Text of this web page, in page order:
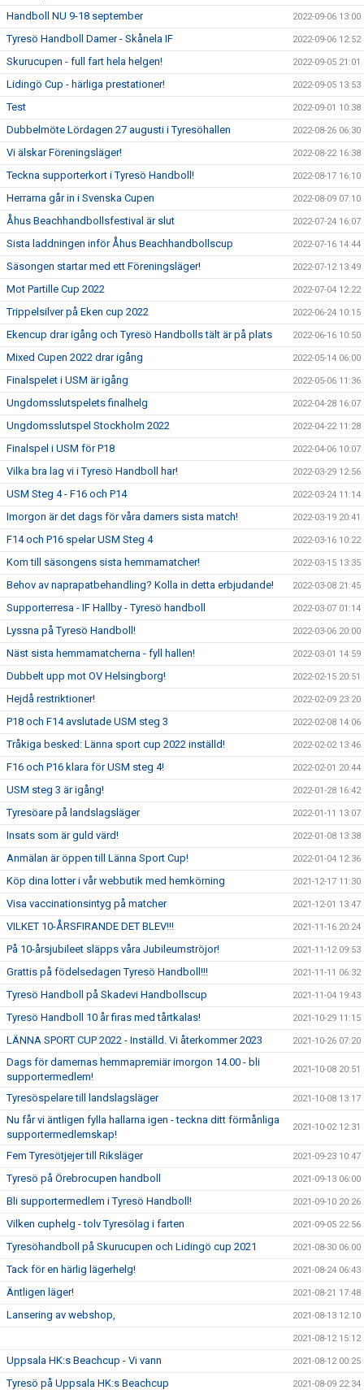
Handboll NU 9-18 september 2022-09-06 13:00
Tyresö Handboll Damer - Skånela IF 2022-09-06 12:52
Skurucupen - full fart hela helgen! 2022-09-05 21:01
Lidingö Cup - härliga prestationer! 2022-09-05 13:53
Test 2022-09-01 10:38
Dubbelmöte Lördagen 27 augusti i Tyresöhallen 2022-08-26 06:30
Vi älskar Föreningsläger! 2022-08-22 16:38
Teckna supporterkort i Tyresö Handboll! 2022-08-17 16:10
Herrarna går in i Svenska Cupen 2022-08-09 07:10
Åhus Beachhandbollsfestival är slut 2022-07-24 16:07
Sista laddningen inför Åhus Beachhandbollscup 2022-07-16 14:44
Säsongen startar med ett Föreningsläger! 2022-07-12 13:49
Mot Partille Cup 2022 2022-07-04 12:22
Trippelsilver på Eken cup 2022 2022-06-24 10:15
Ekencup drar igång och Tyresö Handbolls tält är på plats 2022-06-16 10:50
Mixed Cupen 2022 drar igång 2022-05-14 06:00
Finalspelet i USM är igång 2022-05-06 11:36
Ungdomsslutspelets finalhelg 2022-04-28 16:07
Ungdomsslutspel Stockholm 2022 2022-04-22 11:28
Finalspel i USM för P18 2022-04-06 10:07
Vilka bra lag vi i Tyresö Handboll har! 2022-03-29 12:56
USM Steg 4 - F16 och P14 2022-03-24 11:14
Imorgon är det dags för våra damers sista match! 2022-03-19 20:41
F14 och P16 spelar USM Steg 4 2022-03-16 10:22
Kom till säsongens sista hemmamatcher! 2022-03-15 13:35
Behov av naprapatbehandling? Kolla in detta erbjudande! 2022-03-08 21:45
Supporterresa - IF Hallby - Tyresö handboll 2022-03-07 01:14
Lyssna på Tyresö Handboll! 2022-03-06 20:00
Näst sista hemmamatcherna - fyll hallen! 2022-03-01 14:59
Dubbelt upp mot OV Helsingborg! 2022-02-15 20:51
Hejdå restriktioner! 2022-02-09 23:20
P18 och F14 avslutade USM steg 3 2022-02-08 14:06
Tråkiga besked: Länna sport cup 2022 inställd! 2022-02-02 13:46
F16 och P16 klara för USM steg 4! 2022-02-01 20:44
USM steg 3 är igång! 2022-01-28 16:42
Tyresöare på landslagsläger 2022-01-11 13:07
Insats som är guld värd! 2022-01-08 13:38
Anmälan är öppen till Länna Sport Cup! 2022-01-04 12:36
Köp dina lotter i vår webbutik med hemkörning 2021-12-17 11:30
Visa vaccinationsintyg på matcher 2021-12-01 13:47
VILKET 10-ÅRSFIRANDE DET BLEV!!! 2021-11-16 20:24
På 10-årsjubileet släpps våra Jubileumströjor! 2021-11-12 09:53
Grattis på födelsedagen Tyresö Handboll!!! 2021-11-11 06:32
Tyresö Handboll på Skadevi Handbollscup 2021-11-04 19:43
Tyresö Handboll 10 år firas med tårtkalas! 2021-10-29 11:15
LÄNNA SPORT CUP 2022 - Inställd. Vi återkommer 2023 2021-10-26 07:20
Dags för damernas hemmapremiär imorgon 14.00 - bli
supportermedlem!
2021-10-08 20:51
Tyresöspelare till landslagsläger 2021-10-08 13:17
Nu får vi äntligen fylla hallarna igen - teckna ditt förmånliga
supportermedlemskap!
2021-10-02 12:31
Fem Tyresötjejer till Riksläger 2021-09-23 10:47
Tyresö på Örebrocupen handboll 2021-09-13 06:00
Bli supportermedlem i Tyresö Handboll! 2021-09-10 20:26
Vilken cuphelg - tolv Tyresölag i farten 2021-09-05 22:56
Tyresöhandboll på Skurucupen och Lidingö cup 2021 2021-08-30 06:00
Tack för en härlig lägerhelg! 2021-08-24 06:43
Äntligen läger! 2021-08-21 17:48
Lansering av webshop, 2021-08-13 12:10
2021-08-12 15:12
Uppsala HK:s Beachcup - Vi vann 2021-08-12 00:25
Tyresö på Uppsala HK:s Beachcup 2021-08-09 22:34